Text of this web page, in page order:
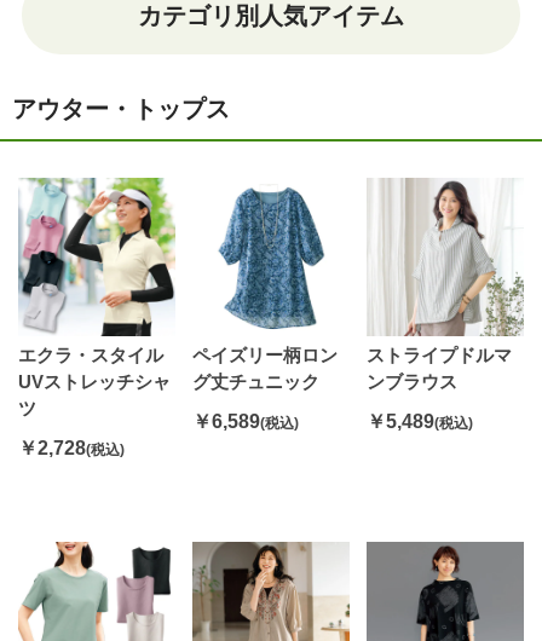
カテゴリ別人気アイテム
アウター・トップス
エクラ・スタイル
UVストレッチシャ
ツ
￥2,728(税込)
ペイズリー柄ロン
グ丈チュニック
￥6,589(税込)
ストライプドルマ
ンブラウス
￥5,489(税込)